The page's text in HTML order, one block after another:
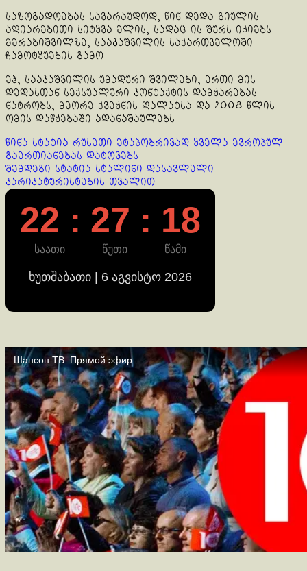
საზოგადოებას სავარაუდოდ, წინ დედა გიულის
აღიარებითი სიტყვა ელის, სადაც ის შურს იძიებს
მერაბიშვილზე, სააკაშვილის საქართველოში
ჩამოტყუების გამო.
ეჰ, სააკაშვილის უმადური შვილები, ერთი მის
დედასთან სექსუალური კონტაქტის დამყარებას
ნატრობს, მეორე ქვეყნის ღალატსა და 2008 წლის
ომის დაწყებაში ადანაშაულებს…
Continue
Reading
წინა სტატია რუსეთი ეტაპობრივად ყველა ევროპულ
გაერთიანებას დატოვებს
შემდეგი სტატია სტალინი დასავლელი
კარიკატურისტების თვალით
22 : 27 : 19
საათი წუთი წამი
ხუთშაბათი | 6 აგვისტო 2026